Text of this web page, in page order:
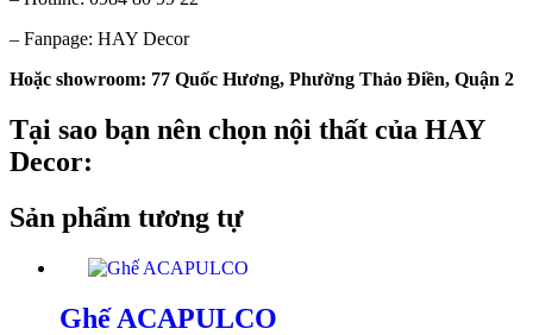
– Fanpage: HAY Decor
Hoặc showroom: 77 Quốc Hương, Phường Thảo Điền, Quận 2
Tại sao bạn nên chọn nội thất của HAY
Decor:
Sản phẩm tương tự
Ghế ACAPULCO